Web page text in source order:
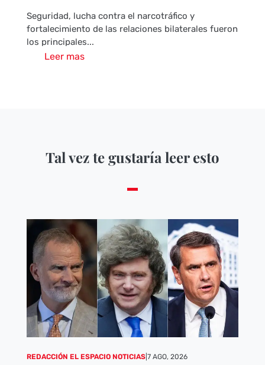
Seguridad, lucha contra el narcotráfico y
fortalecimiento de las relaciones bilaterales fueron
los principales...
Leer mas
Tal vez te gustaría leer esto
REDACCIÓN EL ESPACIO NOTICIAS| 7 AGO, 2026